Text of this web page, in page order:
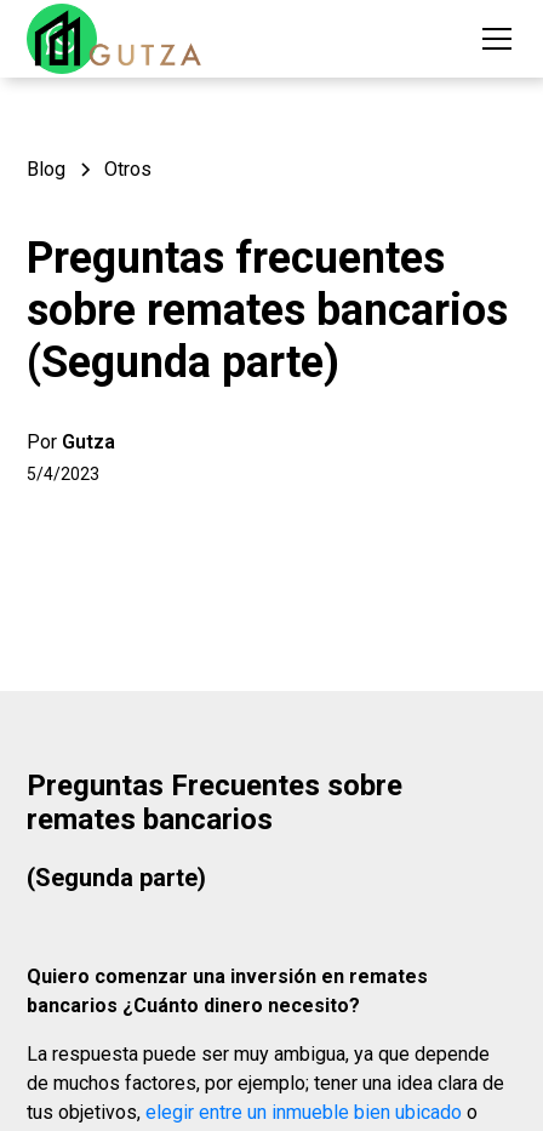
Blog Otros
Preguntas frecuentes
sobre remates bancarios
(Segunda parte)
Por Gutza
5/4/2023
Preguntas Frecuentes sobre
remates bancarios
(Segunda parte)
Quiero comenzar una inversión en remates
bancarios ¿Cuánto dinero necesito?
La respuesta puede ser muy ambigua, ya que depende
de muchos factores, por ejemplo; tener una idea clara de
tus objetivos,elegir entre un inmueble bien ubicado o